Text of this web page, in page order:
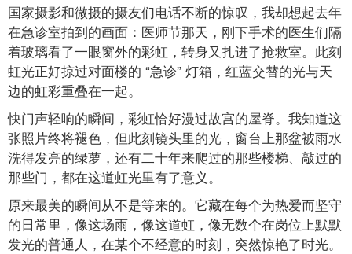
国家摄影和微摄的摄友们电话不断的惊叹，我却想起去年
在急诊室拍到的画面：医师节那天，刚下手术的医生们隔
着玻璃看了一眼窗外的彩虹，转身又扎进了抢救室。此刻
虹光正好掠过对面楼的 “急诊” 灯箱，红蓝交替的光与天
边的虹彩重叠在一起。
快门声轻响的瞬间，彩虹恰好漫过故宫的屋脊。我知道这
张照片终将褪色，但此刻镜头里的光，窗台上那盆被雨水
洗得发亮的绿萝，还有二十年来爬过的那些楼梯、敲过的
那些门，都在这道虹光里有了意义。
原来最美的瞬间从不是等来的。它藏在每个为热爱而坚守
的日常里，像这场雨，像这道虹，像无数个在岗位上默默
发光的普通人，在某个不经意的时刻，突然惊艳了时光。